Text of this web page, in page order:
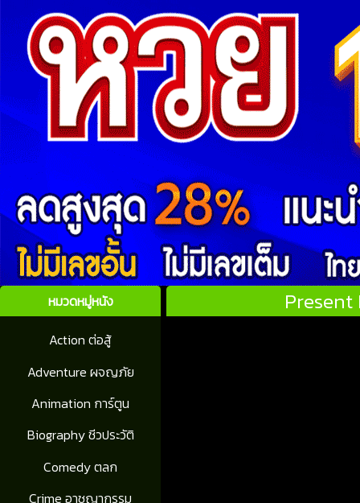
หมวดหมู่หนัง
Action ต่อสู้
Adventure ผจญภัย
Animation การ์ตูน
Biography ชีวประวัติ
Comedy ตลก
Crime อาชญากรรม
Present